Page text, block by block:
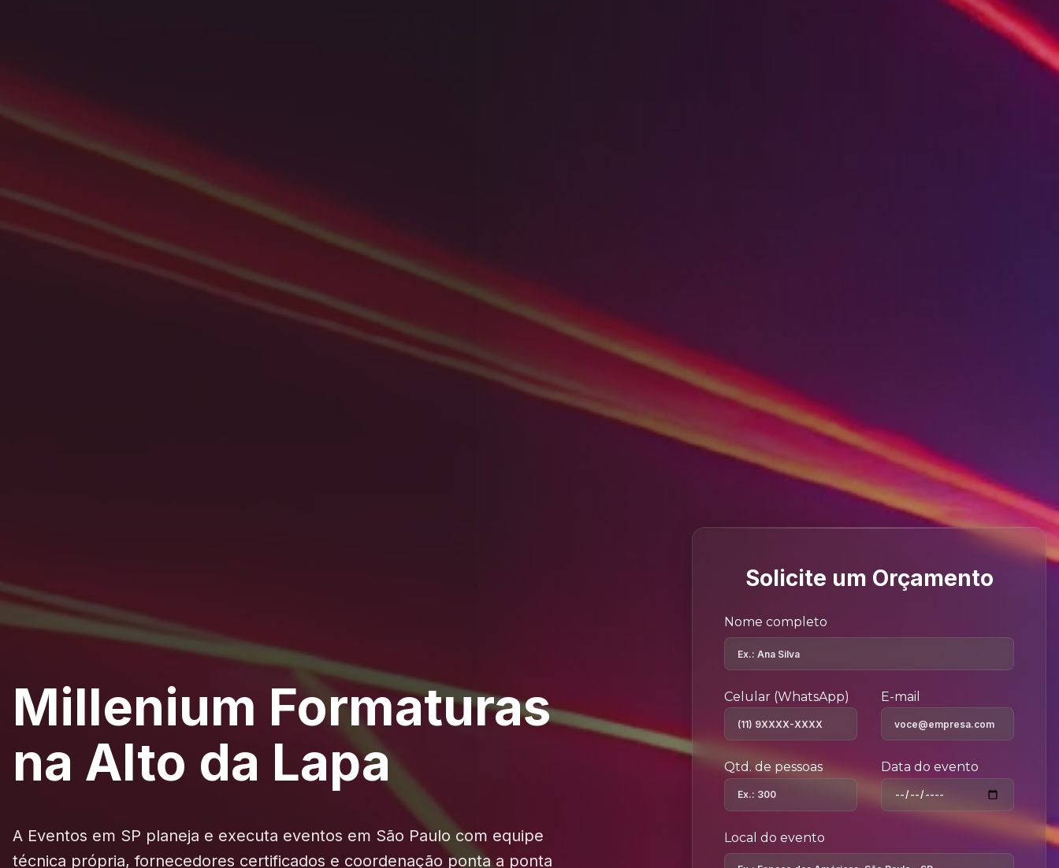
Millenium Formaturas
na Alto da Lapa
A Eventos em SP planeja e executa eventos em São Paulo com equipe
técnica própria, fornecedores certificados e coordenação ponta a ponta
Solicite um Orçamento
Nome completo
Celular (WhatsApp) E-mail
Qtd. de pessoas Data do evento
Local do evento